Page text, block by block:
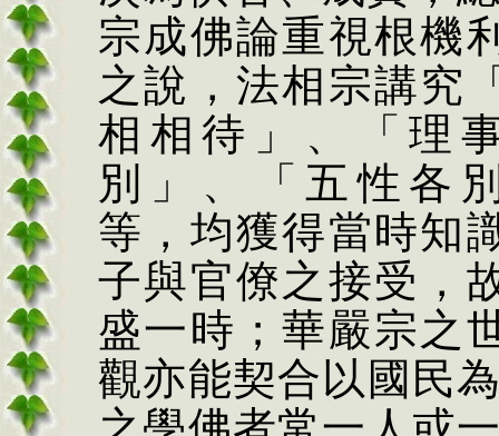
宗成佛論重視根機
之說，法相宗講究
相相待」、「理
別」 、「五性各
等，均獲得當時知
子與官僚之接受，
盛一時；華嚴宗之
觀亦能契合以國民